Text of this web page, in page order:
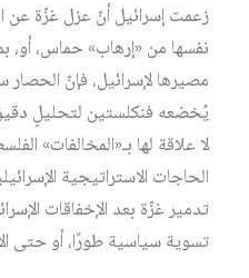
زعمت إسرائيل أنّ عزل غزّة عن
نفسها من «إرهاب» حماس، أو،
مصيرها لإسرائيل، فإنّ
يُخضعه فنكلستين لتحليلٍ
لا علاقة لها بـ«المخالفات»
الحاجات الاستراتيجية
تدمير غزّة بعد الإخفاقات
تسوية سياسية طورًا، أو حتى